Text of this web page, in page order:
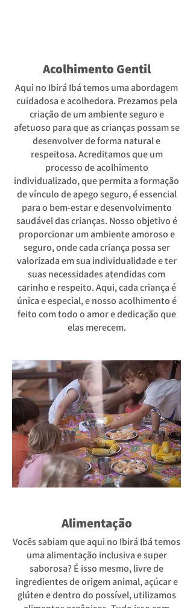
Acolhimento Gentil
Aqui no Ibirá Ibá temos uma abordagem
cuidadosa e acolhedora. Prezamos pela
criação de um ambiente seguro e
afetuoso para que as crianças possam se
desenvolver de forma natural e
respeitosa. Acreditamos que um
processo de acolhimento
individualizado, que permita a formação
de vínculo de apego seguro, é essencial
para o bem-estar e desenvolvimento
saudável das crianças. Nosso objetivo é
proporcionar um ambiente amoroso e
seguro, onde cada criança possa ser
valorizada em sua individualidade e ter
suas necessidades atendidas com
carinho e respeito. Aqui, cada criança é
única e especial, e nosso acolhimento é
feito com todo o amor e dedicação que
elas merecem.
Alimentação
Vocês sabiam que aqui no Ibirá Ibá temos
uma alimentação inclusiva e super
saborosa? É isso mesmo, livre de
ingredientes de origem animal, açúcar e
glúten e dentro do possível, utilizamos